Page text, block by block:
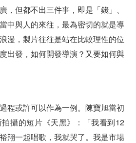
，但都不出三件事，即是「錢」、
中與人的來往，最為密切的就是導
漫，製片往往是站在比較理性的位
出發，如何開發導演？又要如何與
程或許可以作為一例。陳寶旭當初
攝的短片《天黑》：「我看到12
翔一起唱歌，我就哭了。我是市場